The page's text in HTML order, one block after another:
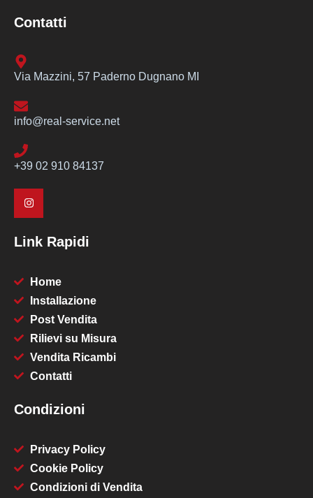
Contatti
Via Mazzini, 57 Paderno Dugnano MI
info@real-service.net
+39 02 910 84137
Link Rapidi
Home
Installazione
Post Vendita
Rilievi su Misura
Vendita Ricambi
Contatti
Condizioni
Privacy Policy
Cookie Policy
Condizioni di Vendita